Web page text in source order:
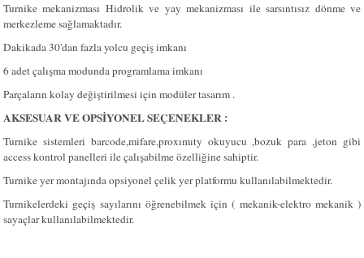
Turnike mekanizması Hidrolik ve yay mekanizması ile sarsıntısız dönme ve
merkezleme sağlamaktadır.
Dakikada 30'dan fazla yolcu geçiş imkanı
6 adet çalışma modunda programlama imkanı
Parçaların kolay değiştirilmesi için modüler tasarım .
AKSESUAR VE OPSİYONEL SEÇENEKLER :
Turnike sistemleri barcode,mifare,proxımıty okuyucu ,bozuk para ,jeton gibi
access kontrol panelleri ile çalışabilme özelliğine sahiptir.
Turnike yer montajında opsiyonel çelik yer platformu kullanılabilmektedir.
Turnikelerdeki geçiş sayılarını öğrenebilmek için ( mekanik-elektro mekanik )
sayaçlar kullanılabilmektedir.